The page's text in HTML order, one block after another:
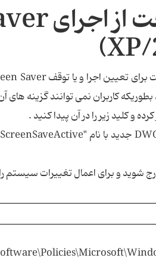
کاربران نمی توانند گزینه های
و کلید زیر را در آن پیدا کنید .
شوید و برای اعمال تغییرات سیستم را